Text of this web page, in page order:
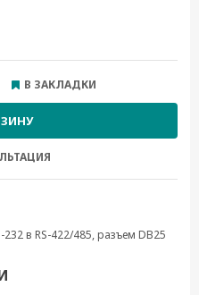
В ЗАКЛАДКИ
в RS-422/485, разъем DB25